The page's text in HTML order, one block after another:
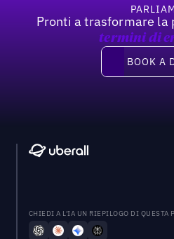
Pronti a trasformare la
termini di
Book a demo
BOOK A
CHIEDI A L'IA UN RIEPILOGO DI QUESTA